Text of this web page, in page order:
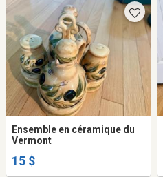
Ensemble en céramique du
Vermont
15 $